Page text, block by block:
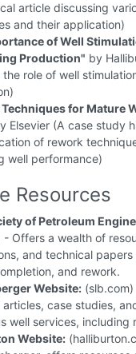
article discussing
and their application)
of Well
Production" by
the role of well
for Mature
Elsevier (A case study
of rework
well performance)
Resources
of Petroleum
- Offers a wealth of
and technical
and rework.
Website:
case studies,
well services, including
Website: